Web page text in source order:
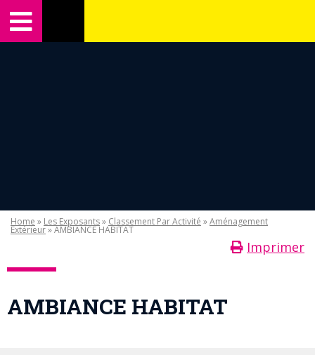
Home » Les Exposants» Classement Par Activité »Aménagement
Extérieur» AMBIANCE HABITAT
Imprimer
AMBIANCE HABITAT